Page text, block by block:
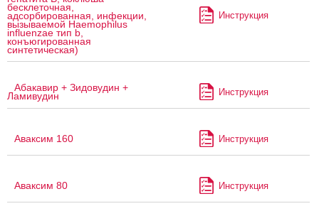
бесклеточная,
адсорбированная, инфекции,
вызываемой Haemophilus
influenzae тип b,
конъюгированная
синтетическая)
Инструкция
Абакавир + Зидовудин +
Ламивудин Инструкция
Аваксим 160 Инструкция
Аваксим 80 Инструкция